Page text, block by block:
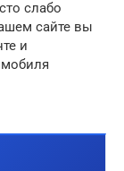
слабо
сайте вы
и